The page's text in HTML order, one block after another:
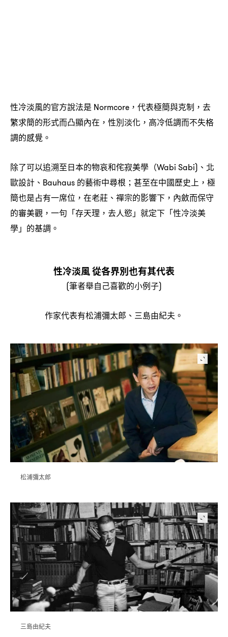
性冷淡風的官方說法是 Normcore， 代表極簡與克制 ， 去
繁求簡的形式而凸顯內在 ， 性別淡化 ， 高冷低調而不失格
調的感覺。
除了可以追溯至日本的物哀和侘寂美學 （Wabi Sabi) 、北
歐設計、 Bauhaus 的藝術中尋根 ； 甚至在中國歷史上 ， 極
簡也是占有一席位 ， 在老莊、禪宗的影響下 ， 內斂而保守
的審美觀 ， 一句「存天理 ， 去人慾」就定下「性冷淡美
學」的基調。
性冷淡風從各界別也有其代表
(筆者舉自己喜歡的小例子)
作家代表有松浦彌太郎、三島由紀夫。
松浦彌太郎
三島由紀夫